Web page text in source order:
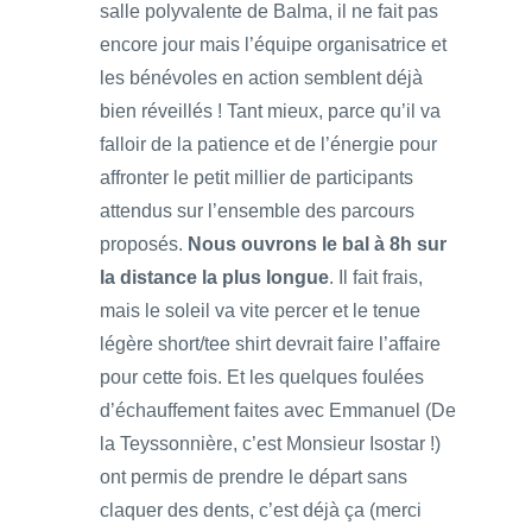
salle polyvalente de Balma, il ne fait pas
encore jour mais l’équipe organisatrice et
les bénévoles en action semblent déjà
bien réveillés ! Tant mieux, parce qu’il va
falloir de la patience et de l’énergie pour
affronter le petit millier de participants
attendus sur l’ensemble des parcours
proposés. Nous ouvrons le bal à 8h sur
la distance la plus longue. Il fait frais,
mais le soleil va vite percer et le tenue
légère short/tee shirt devrait faire l’affaire
pour cette fois. Et les quelques foulées
d’échauffement faites avec Emmanuel (De
la Teyssonnière, c’est Monsieur Isostar !)
ont permis de prendre le départ sans
claquer des dents, c’est déjà ça (merci